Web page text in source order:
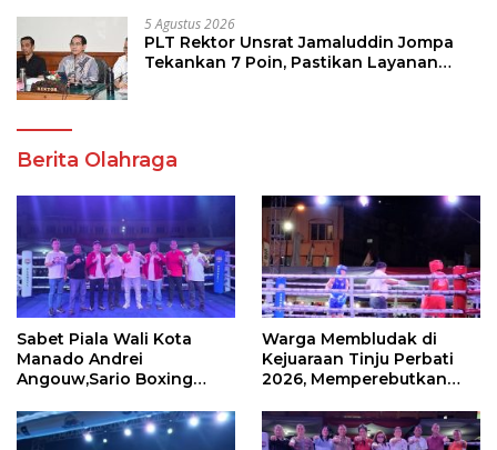
5 Agustus 2026
PLT Rektor Unsrat Jamaluddin Jompa
Tekankan 7 Poin, Pastikan Layanan
Berita Olahraga
Sabet Piala Wali Kota
Manado Andrei
Angouw,Sario Boxing
Perbati 2026
Warga Membludak di
Kejuaraan Tinju Perbati
2026, Memperebutkan